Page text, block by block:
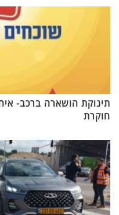
תינוקת הושארה ברכב-
חוקרת